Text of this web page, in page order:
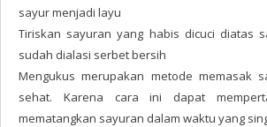
sayur menjadi layu
Tiriskan sayuran yang habis dicuci diatas
sudah dialasi serbet bersih
Mengukus merupakan metode memasak
sehat. Karena cara ini dapat
mematangkan sayuran dalam waktu yang